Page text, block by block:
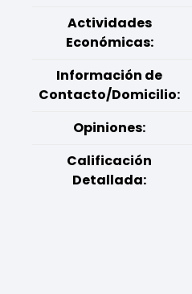
Actividades
Económicas:
Información de
Contacto/Domicilio:
Opiniones:
Calificación
Detallada: